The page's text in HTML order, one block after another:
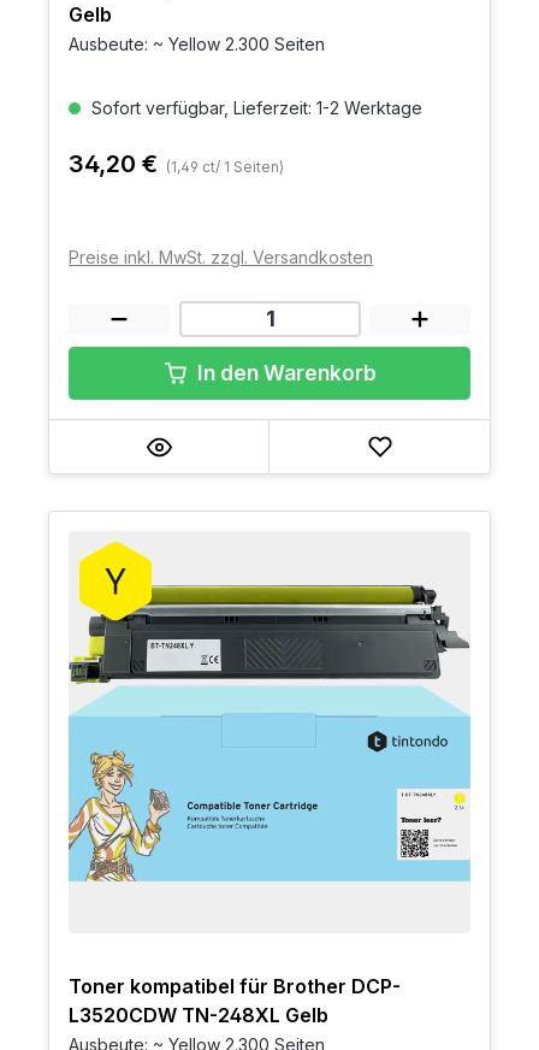
Gelb
Ausbeute: ~ Yellow 2.300 Seiten
Sofort verfügbar, Lieferzeit: 1-2 Werktage
34,20 € (1,49 ct/ 1 Seiten)
Preise inkl. MwSt. zzgl. Versandkosten
In den Warenkorb
Toner kompatibel für Brother DCP-
L3520CDW TN-248XL Gelb
Ausbeute: ~ Yellow 2.300 Seiten